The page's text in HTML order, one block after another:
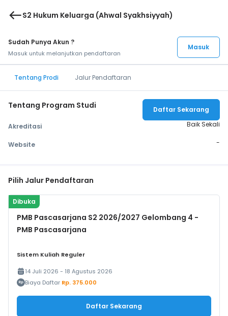
westS2 Hukum Keluarga (Ahwal Syakhsiyyah)
Sudah Punya Akun ?
Masuk untuk melanjutkan pendaftaran
Masuk
Tentang Prodi Jalur Pendaftaran
Tentang Program Studi
Akreditasi Baik Sekali
Website -
Daftar Sekarang
Pilih Jalur Pendaftaran
Dibuka
PMB Pascasarjana S2 2026/2027 Gelombang 4 -
PMB Pascasarjana
Sistem Kuliah Reguler
14 Juli 2026 - 18 Agustus 2026
Biaya Daftar Rp. 375.000
Daftar Sekarang